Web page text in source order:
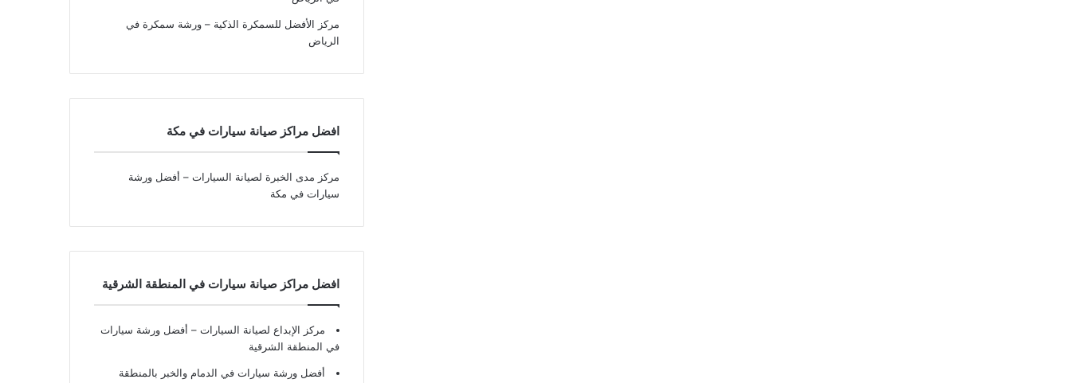
مركز الأفضل للسمكرة الذكية – ورشة سمكرة في
الرياض
افضل مراكز صيانة سيارات في مكة
مركز مدى الخبرة لصيانة السيارات – أفضل ورشة
سيارات في مكة
افضل مراكز صيانة سيارات في المنطقة الشرقية
مركز الإبداع لصيانة السيارات – أفضل ورشة سيارات
في المنطقة الشرقية
أفضل ورشة سيارات في الدمام والخبر بالمنطقة